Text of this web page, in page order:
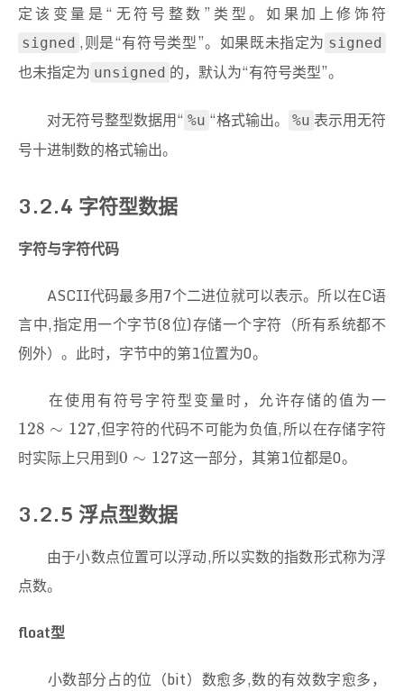
定该变量是“无符号整数”类型。如果加上修饰符
signed ,则是“有符号类型”。如果既未指定为 signed
也未指定为 unsigned 的，默认为“有符号类型”。
对无符号整型数据用“ %u “格式输出。 %u 表示用无符
号十进制数的格式输出。
3.2.4 字符型数据
字符与字符代码
ASCII代码最多用7个二进位就可以表示。所以在C语
言中,指定用一个字节(8位)存储一个字符（所有系统都不
例外）。此时，字节中的第1位置为0。
在使用有符号字符型变量时，允许存储的值为一
128 ∼ 127
128 ∼127 ,但字符的代码不可能为负值,所以在存储字符
时实际上只用到0 ∼ 127
0 ∼127 这一部分，其第1位都是0。
3.2.5 浮点型数据
由于小数点位置可以浮动,所以实数的指数形式称为浮
点数。
float型
小数部分占的位（bit）数愈多,数的有效数字愈多，